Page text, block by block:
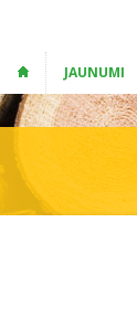
JAUNUMI